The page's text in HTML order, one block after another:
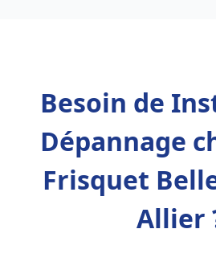
Besoin de
Dépannage
Frisquet
Allier